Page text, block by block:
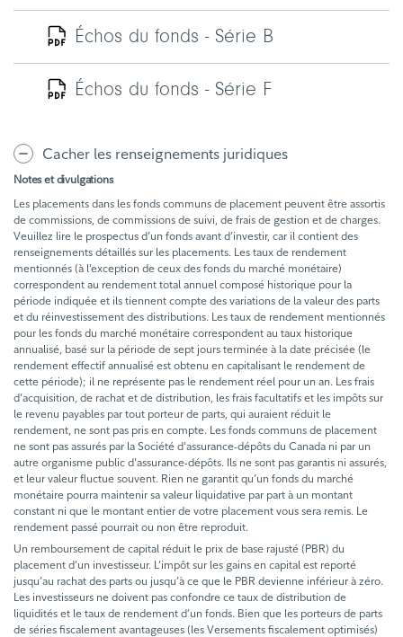
Échos du fonds - Série B
Échos du fonds - Série F
Cacher les renseignements juridiques
Notes et divulgations
Les placements dans les fonds communs de placement peuvent être assortis
de commissions, de commissions de suivi, de frais de gestion et de charges.
Veuillez lire le prospectus d’un fonds avant d’investir, car il contient des
renseignements détaillés sur les placements. Les taux de rendement
mentionnés (à l’exception de ceux des fonds du marché monétaire)
correspondent au rendement total annuel composé historique pour la
période indiquée et ils tiennent compte des variations de la valeur des parts
et du réinvestissement des distributions. Les taux de rendement mentionnés
pour les fonds du marché monétaire correspondent au taux historique
annualisé, basé sur la période de sept jours terminée à la date précisée (le
rendement effectif annualisé est obtenu en capitalisant le rendement de
cette période); il ne représente pas le rendement réel pour un an. Les frais
d’acquisition, de rachat et de distribution, les frais facultatifs et les impôts sur
le revenu payables par tout porteur de parts, qui auraient réduit le
rendement, ne sont pas pris en compte. Les fonds communs de placement
ne sont pas assurés par la Société d'assurance-dépôts du Canada ni par un
autre organisme public d'assurance-dépôts. Ils ne sont pas garantis ni assurés,
et leur valeur fluctue souvent. Rien ne garantit qu’un fonds du marché
monétaire pourra maintenir sa valeur liquidative par part à un montant
constant ni que le montant entier de votre placement vous sera remis. Le
rendement passé pourrait ou non être reproduit.
Un remboursement de capital réduit le prix de base rajusté (PBR) du
placement d’un investisseur. L’impôt sur les gains en capital est reporté
jusqu’au rachat des parts ou jusqu’à ce que le PBR devienne inférieur à zéro.
Les investisseurs ne doivent pas confondre ce taux de distribution de
liquidités et le taux de rendement d’un fonds. Bien que les porteurs de parts
de séries fiscalement avantageuses (les Versements fiscalement optimisés)